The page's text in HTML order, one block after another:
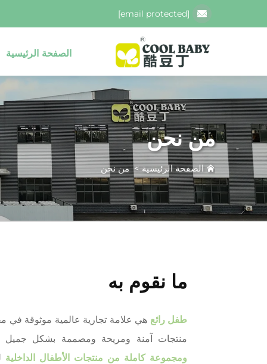
[email protected]
الصفحة الرئيسية
من نحن
الصفحة الرئيسية>من نحن
ما نقوم به
طفل رائع هي علامة تجارية عالمية موثوقة في
منتجات آمنة ومريحة ومصممة بشكل جميل
ومجموعة كاملة من منتجات الأطفال الداخلية